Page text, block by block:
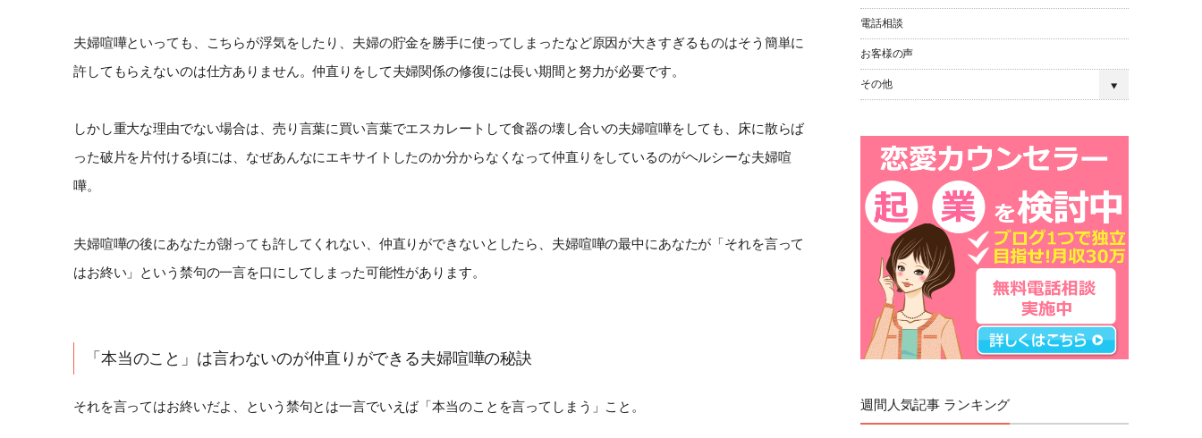
夫婦喧嘩といっても、こちらが浮気をしたり、夫婦の貯金を勝手に使ってしまったなど原因が大きすぎるものはそう簡単に
許してもらえないのは仕方ありません。仲直りをして夫婦関係の修復には長い期間と努力が必要です。
しかし重大な理由でない場合は、売り言葉に買い言葉でエスカレートして食器の壊し合いの夫婦喧嘩をしても、床に散らば
った破片を片付ける頃には、なぜあんなにエキサイトしたのか分からなくなって仲直りをしているのがヘルシーな夫婦喧
嘩。
夫婦喧嘩の後にあなたが謝っても許してくれない、仲直りができないとしたら、夫婦喧嘩の最中にあなたが「それを言って
はお終い」という禁句の一言を口にしてしまった可能性があります。
「本当のこと」は言わないのが仲直りができる夫婦喧嘩の秘訣
それを言ってはお終いだよ、という禁句とは一言でいえば「本当のことを言ってしまう」こと。
電話相談
お客様の声
その他
週間人気記事 ランキング